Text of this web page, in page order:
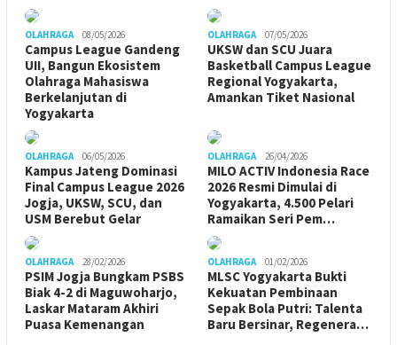
OLAHRAGA 08/05/2026
Campus League Gandeng
UII, Bangun Ekosistem
Olahraga Mahasiswa
Berkelanjutan di
Yogyakarta
OLAHRAGA 07/05/2026
UKSW dan SCU Juara
Basketball Campus League
Regional Yogyakarta,
Amankan Tiket Nasional
OLAHRAGA 06/05/2026
Kampus Jateng Dominasi
Final Campus League 2026
Jogja, UKSW, SCU, dan
USM Berebut Gelar
OLAHRAGA 26/04/2026
MILO ACTIV Indonesia Race
2026 Resmi Dimulai di
Yogyakarta, 4.500 Pelari
Ramaikan Seri Pem…
OLAHRAGA 28/02/2026
PSIM Jogja Bungkam PSBS
Biak 4-2 di Maguwoharjo,
Laskar Mataram Akhiri
Puasa Kemenangan
OLAHRAGA 01/02/2026
MLSC Yogyakarta Bukti
Kekuatan Pembinaan
Sepak Bola Putri: Talenta
Baru Bersinar, Regenera…